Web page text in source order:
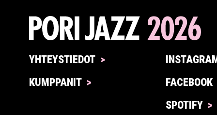
YHTEYSTIEDOT
KUMPPANIT
FACEBOOK
SPOTIFY